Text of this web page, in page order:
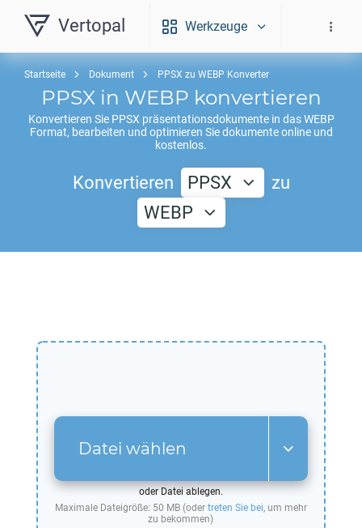
Vertopal Werkzeuge
Startseite Dokument PPSX zu WEBP Konverter
PPSXin WEBP konvertieren
Konvertieren Sie PPSX präsentationsdokumente in dasWEBP
Format, bearbeiten und optimieren Sie dokumente online und
kostenlos.
Konvertieren PPSX
zu
WEBP
Datei wählen
oder Datei ablegen.
Maximale Dateigröße: 50 MB (oder treten Sie bei, um mehr
zu bekommen)